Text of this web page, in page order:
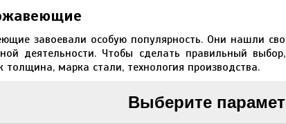
завоевали особую популярность. Они нашли
деятельности. Чтобы сделать правильный
толщина, марка стали, технология производства.
Выберите